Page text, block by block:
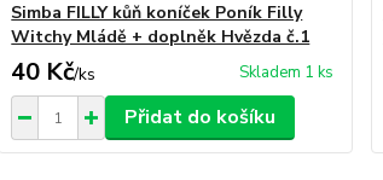
Simba FILLY kůň koníček Poník Filly
Witchy Mládě + doplněk Hvězda č.1
40 Kč/ks Skladem 1 ks
Přidat do košíku